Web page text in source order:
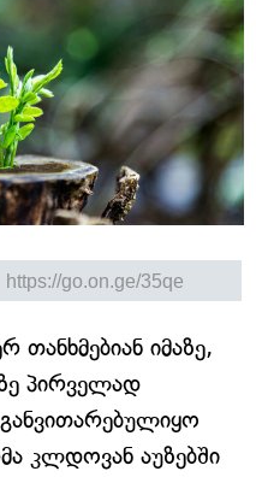
იმაზე,
პირველად
კლდოვან აუზებში